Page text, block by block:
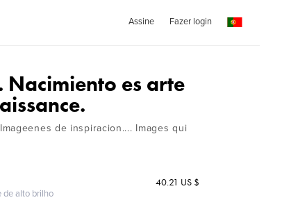
Assine Fazer login
Nacimiento es arte
de inspiracion.... Images qui
de alto brilho
40.21 US $